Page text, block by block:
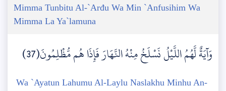
Mimma Tunbitu Al-`Arđu Wa Min `Anfusihim Wa
Mimma La Ya`lamuna
وَآيَةٌ لَّهُمُ اللَّيْلُ نَسْلَخُ مِنْهُ النَّهَارَ فَإِذَا هُم مُّظْلِمُونَ(37)
Wa `Ayatun Lahumu Al-Laylu Naslakhu Minhu An-